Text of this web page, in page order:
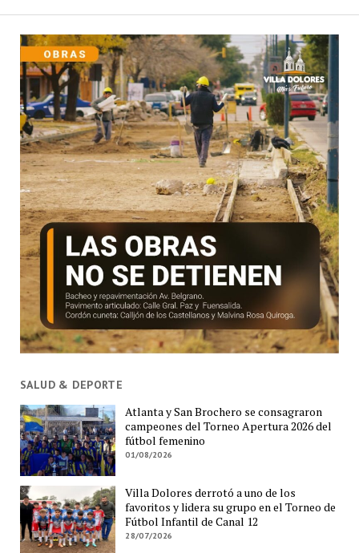
SALUD & DEPORTE
Atlanta y San Brochero se consagraron
campeones del Torneo Apertura 2026 del
fútbol femenino
01/08/2026
Villa Dolores derrotó a uno de los
favoritos y lidera su grupo en el Torneo de
Fútbol Infantil de Canal 12
28/07/2026